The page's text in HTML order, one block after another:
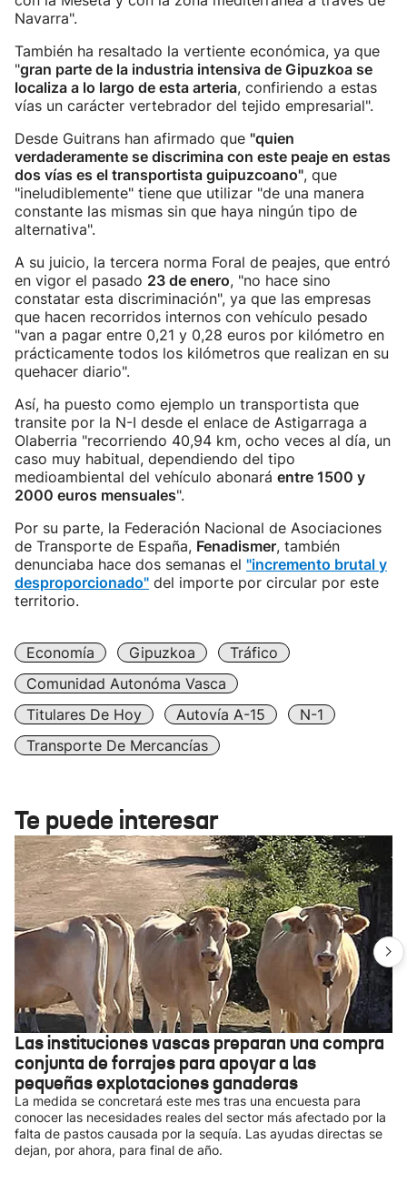
Navarra".
También ha resaltado la vertiente económica, ya que
"gran parte de la industria intensiva de Gipuzkoa se
localiza a lo largo de esta arteria, confiriendo a estas
vías un carácter vertebrador del tejido empresarial".
Desde Guitrans han afirmado que "quien
verdaderamente se discrimina con este peaje en estas
dos vías es el transportista guipuzcoano", que
"ineludiblemente" tiene que utilizar "de una manera
constante las mismas sin que haya ningún tipo de
alternativa".
A su juicio, la tercera norma Foral de peajes, que entró
en vigor el pasado 23 de enero, "no hace sino
constatar esta discriminación", ya que las empresas
que hacen recorridos internos con vehículo pesado
"van a pagar entre 0,21 y 0,28 euros por kilómetro en
prácticamente todos los kilómetros que realizan en su
quehacer diario".
Así, ha puesto como ejemplo un transportista que
transite por la N-I desde el enlace de Astigarraga a
Olaberria "recorriendo 40,94 km, ocho veces al día, un
caso muy habitual, dependiendo del tipo
medioambiental del vehículo abonará entre 1500 y
2000 euros mensuales".
Por su parte, la Federación Nacional de Asociaciones
de Transporte de España, Fenadismer, también
denunciaba hace dos semanas el "incremento brutal y
desproporcionado" del importe por circular por este
territorio.
Economía Gipuzkoa
Tráfico
Comunidad Autonóma Vasca
Titulares De Hoy
Autovía A-15
N-1
Transporte De Mercancías
Te puede interesar
Las instituciones vascas preparan una compra
conjunta de forrajes para apoyar a las
pequeñas explotaciones ganaderas
La medida se concretará este mes tras una encuesta para
conocer las necesidades reales del sector más afectado por la
falta de pastos causada por la sequía. Las ayudas directas se
dejan, por ahora, para final de año.